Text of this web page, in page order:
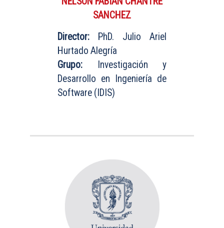
SANCHEZ
Director: PhD. Julio Ariel
Hurtado Alegría
Grupo: Investigación y
Desarrollo en Ingeniería de
Software (IDIS)